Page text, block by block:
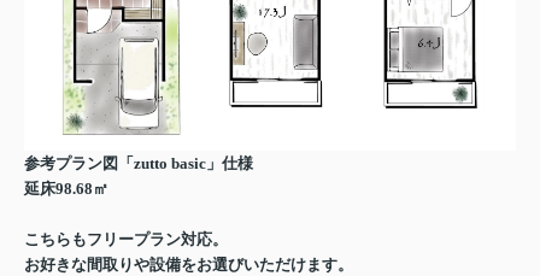
参考プラン図「zutto basic」仕様
延床98.68㎡
こちらもフリープラン対応。
お好きな間取りや設備をお選びいただけます。